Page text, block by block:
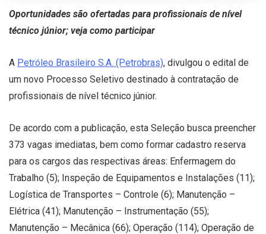
Oportunidades são ofertadas para profissionais de nível
técnico júnior; veja como participar
A Petróleo Brasileiro S.A. (Petrobras), divulgou o edital de
um novo Processo Seletivo destinado à contratação de
profissionais de nível técnico júnior.
De acordo com a publicação, esta Seleção busca preencher
373 vagas imediatas, bem como formar cadastro reserva
para os cargos das respectivas áreas: Enfermagem do
Trabalho (5); Inspeção de Equipamentos e Instalações (11);
Logística de Transportes – Controle (6); Manutenção –
Elétrica (41); Manutenção – Instrumentação (55);
Manutenção – Mecânica (66); Operação (114); Operação de